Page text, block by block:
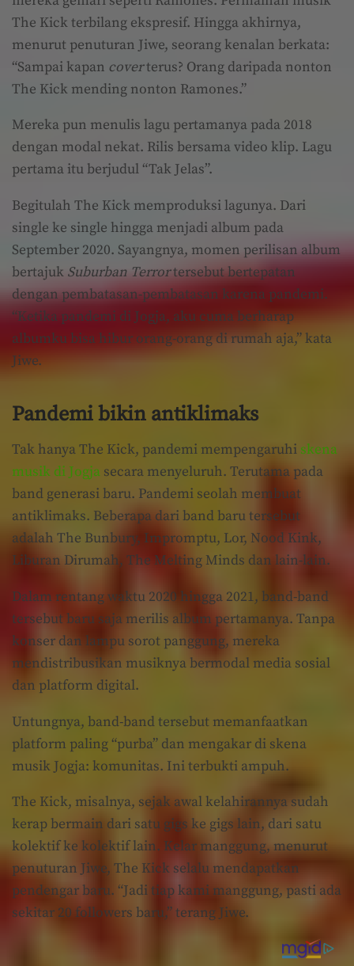
The Kick terbilang ekspresif. Hingga akhirnya,
menurut penuturan Jiwe, seorang kenalan berkata:
“Sampai kapan coverterus? Orang daripada nonton
The Kick mending nonton Ramones.”
Mereka pun menulis lagu pertamanya pada 2018
dengan modal nekat. Rilis bersama video klip. Lagu
pertama itu berjudul “Tak Jelas”.
Begitulah The Kick memproduksi lagunya. Dari
single ke single hingga menjadi album pada
September 2020. Sayangnya, momen perilisan album
bertajuk Suburban Terrortersebut bertepatan
dengan pembatasan-pembatasan karena pandemi.
“Ketika pandemi di Jogja, aku cuma berharap
albumku bisa hibur orang-orang di rumah aja,” kata
Jiwe.
Pandemi bikin antiklimaks
Tak hanya The Kick, pandemi mempengaruhi skena
musik di Jogja secara menyeluruh. Terutama pada
band generasi baru. Pandemi seolah membuat
antiklimaks. Beberapa dari band baru tersebut
adalah The Bunbury, Impromptu, Lor, Nood Kink,
Liburan Dirumah, The Melting Minds dan lain-lain.
Dalam rentang waktu 2020 hingga 2021, band-band
tersebut baru saja merilis album pertamanya. Tanpa
konser dan lampu sorot panggung, mereka
mendistribusikan musiknya bermodal media sosial
dan platform digital.
Untungnya, band-band tersebut memanfaatkan
platform paling “purba” dan mengakar di skena
musik Jogja: komunitas. Ini terbukti ampuh.
The Kick, misalnya, sejak awal kelahirannya sudah
kerap bermain dari satu gigs ke gigs lain, dari satu
kolektif ke kolektif lain. Kelar manggung, menurut
penuturan Jiwe, The Kick selalu mendapatkan
pendengar baru. “Jadi tiap kami manggung, pasti ada
sekitar 20 followers baru,” terang Jiwe.